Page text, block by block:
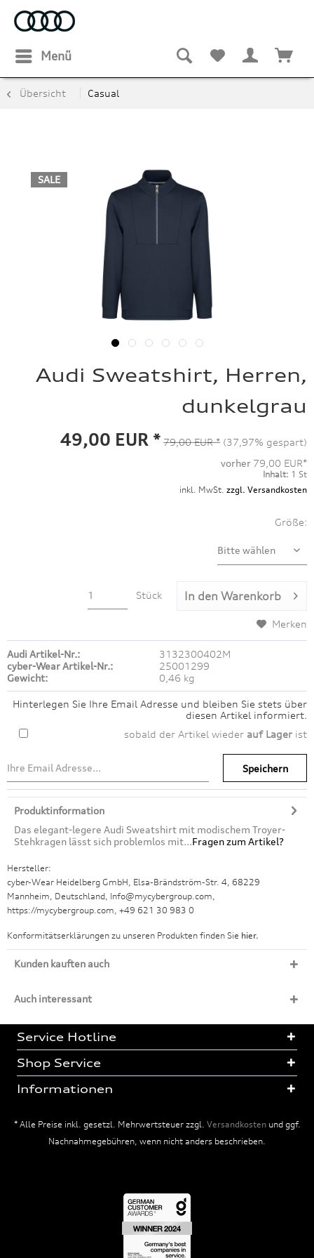
Menü
Übersicht Casual
SALE
Audi Sweatshirt, Herren,
dunkelgrau
49,00 EUR * 79,00 EUR * (37,97% gespart)
vorher 79,00 EUR*
Inhalt: 1 St
inkl. MwSt. zzgl. Versandkosten
Größe:
Stück In den Warenkorb
Merken
Audi Artikel-Nr.:
3132300402M
cyber-Wear Artikel-Nr.:
25001299
Gewicht:
0,46 kg
Hinterlegen Sie Ihre Email Adresse und bleiben Sie stets über
diesen Artikel informiert.
sobald der Artikel wieder auf Lager ist
Speichern
Produktinformation
Das elegant-legere Audi Sweatshirt mit modischem Troyer-
Stehkragen lässt sich problemlos mit...Fragen zum Artikel?
Hersteller:
cyber-Wear Heidelberg GmbH, Elsa-Brändström-Str. 4, 68229
Mannheim, Deutschland, Info@mycybergroup.com,
https://mycybergroup.com, +49 621 30 983 0
Konformitätserklärungen zu unseren Produkten finden Sie hier.
Kunden kauften auch
Auch interessant
Service Hotline
Shop Service
Informationen
* Alle Preise inkl. gesetzl. Mehrwertsteuer zzgl. Versandkostenund ggf.
Nachnahmegebühren, wenn nicht anders beschrieben.